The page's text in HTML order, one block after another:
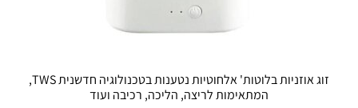
זוג אוזניות בלוטות' אלחוטיות נטענות בטכנולוגיה חדשנית TWS,
המתאימות לריצה, הליכה, רכיבה ועוד